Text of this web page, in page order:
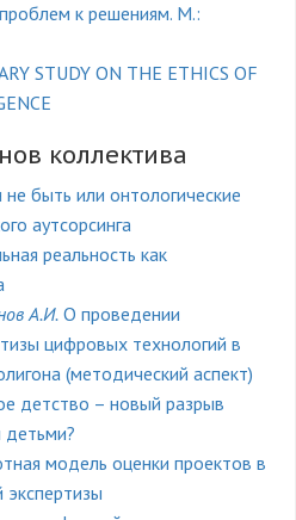
к решениям. М.:
STUDY ON THE ETHICS OF
коллектива
не быть или онтологические
аутсорсинга
реальность как
А.И. О проведении
цифровых технологий в
(методический аспект)
детство – новый разрыв
модель оценки проектов в
экспертизы